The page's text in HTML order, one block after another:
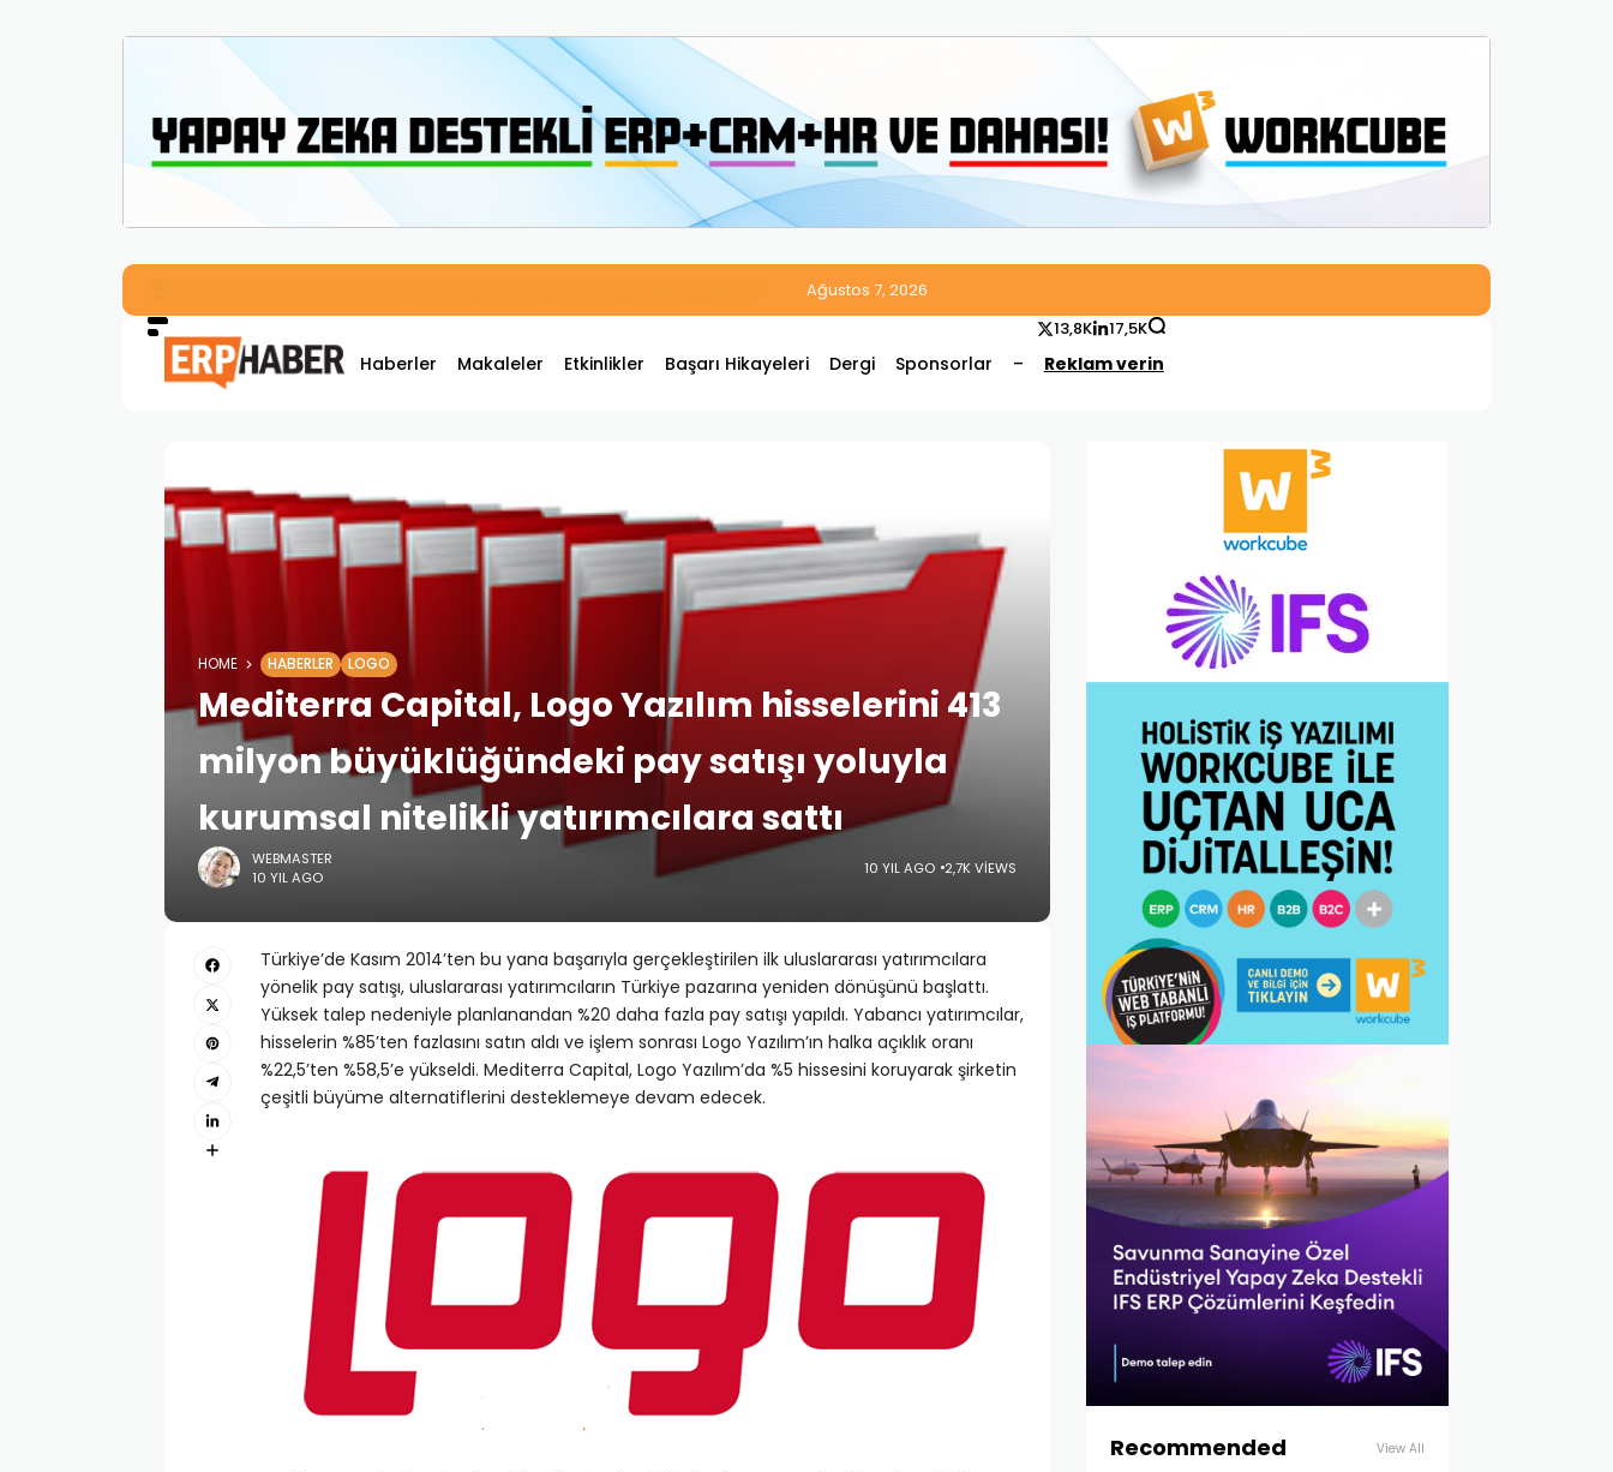
İkizler Aydınlatma, Workcube ERP ile Üretim, Satış ve Muhasebe Süreçlerini Tek Platformda Birleştirdi
Ağustos 7, 2026
Haberler Makaleler Etkinlikler Başarı Hikayeleri Dergi Sponsorlar – Reklam verin
13,8K 17,5K
HOME HABERLER LOGO
Mediterra Capital, Logo Yazılım hisselerini 413
milyon büyüklüğündeki pay satışı yoluyla
kurumsal nitelikli yatırımcılara sattı
WEBMASTER
10 YIL AGO
10 YIL AGO 2,7K VIEWS
Türkiye’de Kasım 2014’ten bu yana başarıyla gerçekleştirilen ilk uluslararası yatırımcılara
yönelik pay satışı, uluslararası yatırımcıların Türkiye pazarına yeniden dönüşünü başlattı.
Yüksek talep nedeniyle planlanandan %20 daha fazla pay satışı yapıldı. Yabancı yatırımcılar,
hisselerin %85’ten fazlasını satın aldı ve işlem sonrası Logo Yazılım’ın halka açıklık oranı
%22,5’ten %58,5’e yükseldi. Mediterra Capital, Logo Yazılım’da %5 hissesini koruyarak şirketin
çeşitli büyüme alternatiflerini desteklemeye devam edecek.
Recommended View All